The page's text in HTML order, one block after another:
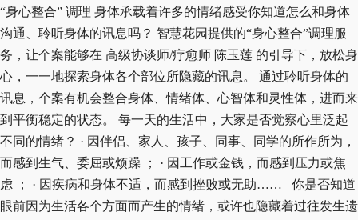
“身心整合” 调理 身体承载着许多的情绪感受你知道怎么和身体
沟通、聆听身体的讯息吗？ 智慧花园提供的“身心整合”调理服
务，让个案能够在 高级协谈师/疗愈师 陈玉莲 的引导下，放松身
心，一一地探索身体各个部位所隐藏的讯息。 通过聆听身体的
讯息，个案有机会整合身体、情绪体、心智体和灵性体，进而来
到平衡稳定的状态。 每一天的生活中，大家是否觉察心里泛起
不同的情绪？ · 因伴侣、家人、孩子、同事、同学的所作所为，
而感到生气、委屈或烦躁 ； · 因工作或金钱，而感到压力或焦
虑 ； · 因疾病和身体不适，而感到挫败或无助…… 你是否知道
眼前因为生活各个方面而产生的情绪，或许也隐藏着过往发生遗